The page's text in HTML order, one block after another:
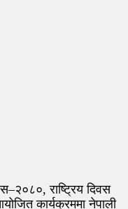
राष्ट्रिय दिवस
कार्यक्रममा नेपाली